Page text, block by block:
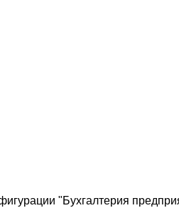
"Бухгалтерия